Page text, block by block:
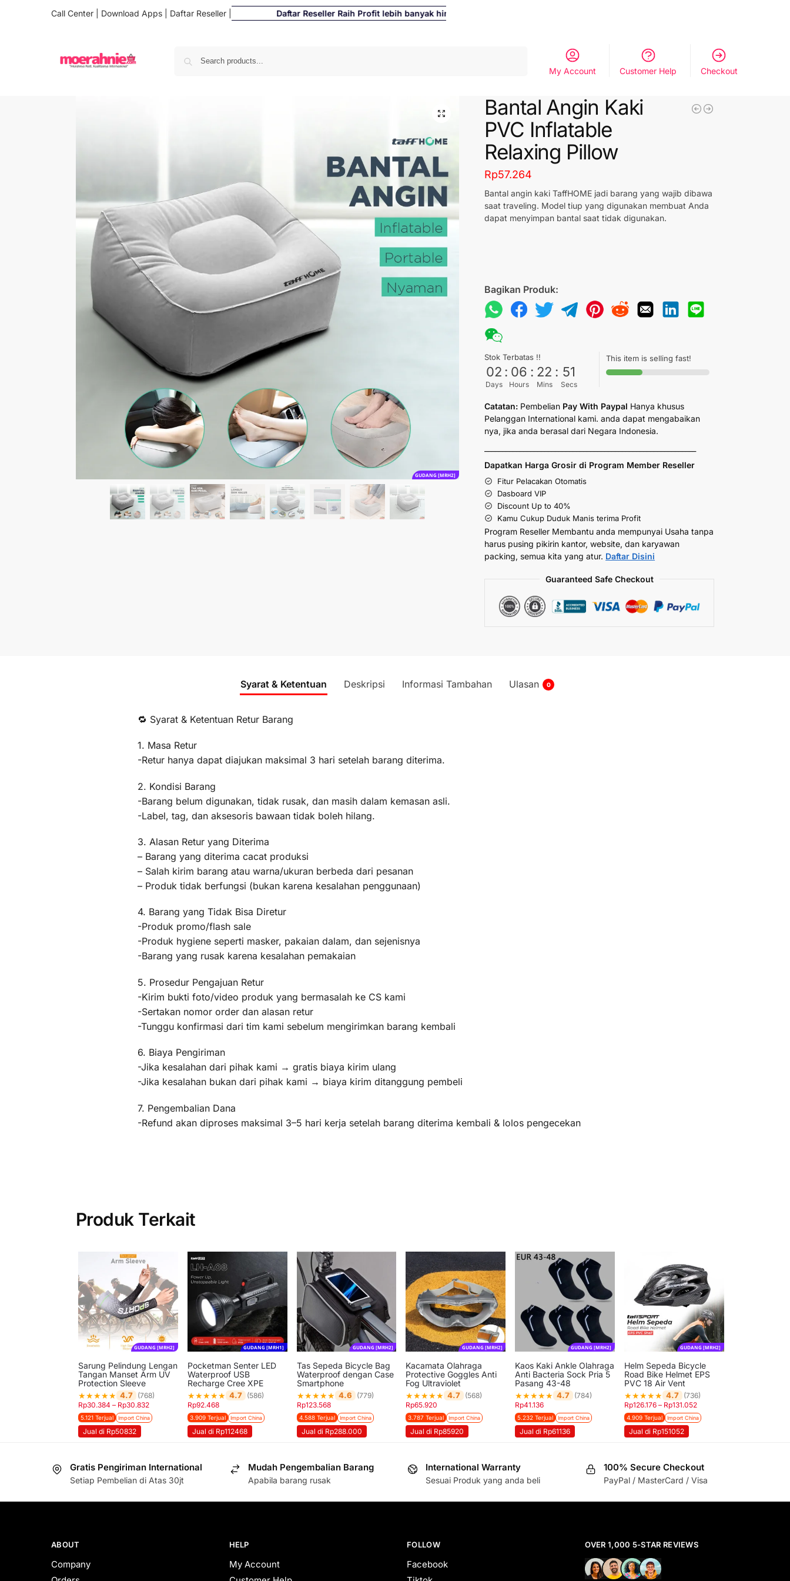
Call Center Download Apps Daftar Reseller Daftar Reseller Raih Profit lebih banyak hingga 500%
My Account Customer Help Checkout
GUDANG [MRH2]
Bantal Angin Kaki
PVC Inflatable
Relaxing Pillow
Rp57.264
Bantal angin kaki TaffHOME jadi barang yang wajib dibawa
saat traveling. Model tiup yang digunakan membuat Anda
dapat menyimpan bantal saat tidak digunakan.
Bagikan Produk:
Stok Terbatas !!
02
Days
: 06
Hours
: 22
Mins
: 50
Secs
This item is selling fast!
Catatan: Pembelian Pay With Paypal Hanya khusus
Pelanggan International kami. anda dapat mengabaikan
nya, jika anda berasal dari Negara Indonesia.
Dapatkan Harga Grosir di Program Member Reseller
Fitur Pelacakan Otomatis
Dasboard VIP
Discount Up to 40%
Kamu Cukup Duduk Manis terima Profit
Program Reseller Membantu anda mempunyai Usaha tanpa
harus pusing pikirin kantor, website, dan karyawan
packing, semua kita yang atur. Daftar Disini
Guaranteed Safe Checkout
Syarat & Ketentuan Deskripsi Informasi Tambahan Ulasan 0
🔁 Syarat & Ketentuan Retur Barang
1. Masa Retur
-Retur hanya dapat diajukan maksimal 3 hari setelah barang diterima.
2. Kondisi Barang
-Barang belum digunakan, tidak rusak, dan masih dalam kemasan asli.
-Label, tag, dan aksesoris bawaan tidak boleh hilang.
3. Alasan Retur yang Diterima
– Barang yang diterima cacat produksi
– Salah kirim barang atau warna/ukuran berbeda dari pesanan
– Produk tidak berfungsi (bukan karena kesalahan penggunaan)
4. Barang yang Tidak Bisa Diretur
-Produk promo/flash sale
-Produk hygiene seperti masker, pakaian dalam, dan sejenisnya
-Barang yang rusak karena kesalahan pemakaian
5. Prosedur Pengajuan Retur
-Kirim bukti foto/video produk yang bermasalah ke CS kami
-Sertakan nomor order dan alasan retur
-Tunggu konfirmasi dari tim kami sebelum mengirimkan barang kembali
6. Biaya Pengiriman
-Jika kesalahan dari pihak kami → gratis biaya kirim ulang
-Jika kesalahan bukan dari pihak kami → biaya kirim ditanggung pembeli
7. Pengembalian Dana
-Refund akan diproses maksimal 3–5 hari kerja setelah barang diterima kembali & lolos pengecekan
Produk Terkait
GUDANG [MRH2]
Sarung Pelindung Lengan
Tangan Manset Arm UV
Protection Sleeve
★★★★★ 4.7
(768)
Rp30.384 – Rp30.832
5.121 Terjual Import China
Jual di Rp50832
GUDANG [MRH1]
Pocketman Senter LED
Waterproof USB
Recharge Cree XPE
★★★★★ 4.7
(586)
Rp92.468
3.909 Terjual Import China
Jual di Rp112468
GUDANG [MRH2]
Tas Sepeda Bicycle Bag
Waterproof dengan Case
Smartphone
★★★★★ 4.6
(779)
Rp123.568
4.588 Terjual Import China
Jual di Rp288.000
GUDANG [MRH2]
Kacamata Olahraga
Protective Goggles Anti
Fog Ultraviolet
★★★★★ 4.7 (568)
Rp65.920
3.787 Terjual Import China
Jual di Rp85920
GUDANG [MRH2]
Kaos Kaki Ankle Olahraga
Anti Bacteria Sock Pria 5
Pasang 43-48
★★★★★ 4.7 (784)
Rp41.136
5.232 Terjual Import China
Jual di Rp61136
GUDANG [MRH2]
Helm Sepeda Bicycle
Road Bike Helmet EPS
PVC 18 Air Vent
★★★★★ 4.7
(736)
Rp126.176 – Rp131.052
4.909 Terjual Import China
Jual di Rp151052
Gratis Pengiriman International
Setiap Pembelian di Atas 30jt
Mudah Pengembalian Barang
Apabila barang rusak
International Warranty
Sesuai Produk yang anda beli
100% Secure Checkout
PayPal / MasterCard / Visa
ABOUT
Company
HELP
My Account
FOLLOW
Facebook
OVER 1,000 5-STAR REVIEWS